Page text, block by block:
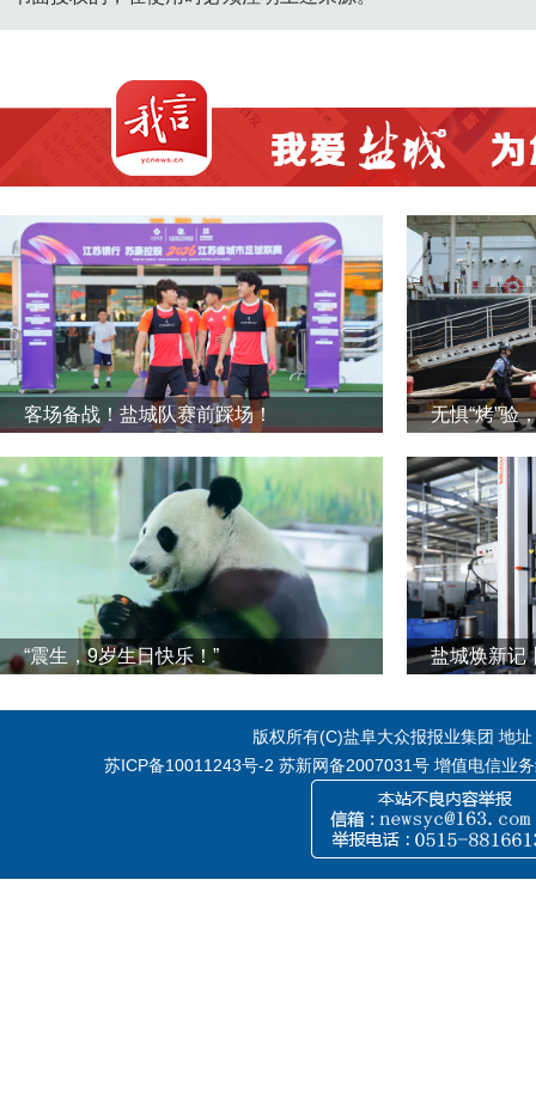
客场备战！盐城队赛前踩场！ 无惧“烤”验
“震生，9岁生日快乐！”
版权所有(C)盐阜大众报报业集团 地
苏ICP备10011243号-2 苏新网备2007031号 增值电信业